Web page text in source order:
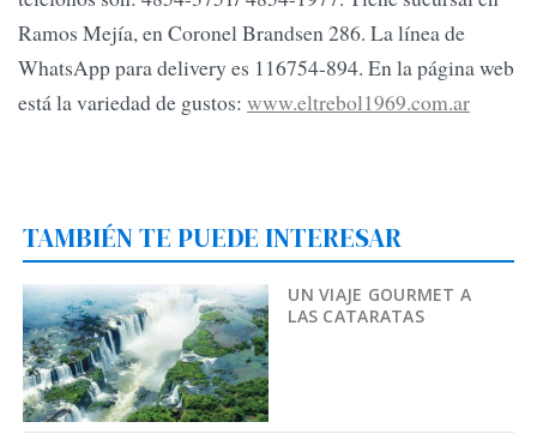
Ramos Mejía, en Coronel Brandsen 286. La línea de
WhatsApp para delivery es 116754-894. En la página web
está la variedad de gustos: www.eltrebol1969.com.ar
TAMBIÉN TE PUEDE INTERESAR
UN VIAJE GOURMET A
LAS CATARATAS